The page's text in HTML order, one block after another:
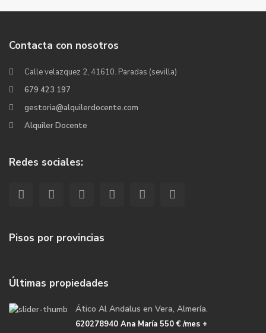
Contacta con nosotros
Calle velazquez 2, 41610. Paradas (sevilla)
679 423 197
gestoria@alquilerdocente.com
Alquiler Docente
Redes sociales:
Pisos por provincias
Últimas propiedades
Ático Al Andalus en Vera, Almería.
620278940 Ana María 550 €/mes +